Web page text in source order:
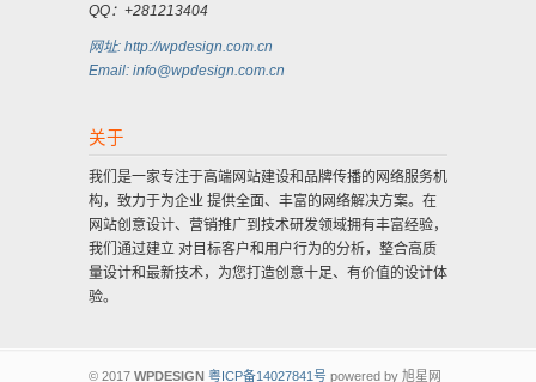
QQ：+281213404
网址: http://wpdesign.com.cn
Email: info@wpdesign.com.cn
关于
我们是一家专注于高端网站建设和品牌传播的网络服务机
构，致力于为企业 提供全面、丰富的网络解决方案。在
网站创意设计、营销推广到技术研发领域拥有丰富经验，
我们通过建立 对目标客户和用户行为的分析，整合高质
量设计和最新技术，为您打造创意十足、有价值的设计体
验。
© 2017 WPDESIGN 粤ICP备14027841号 powered by 旭星网